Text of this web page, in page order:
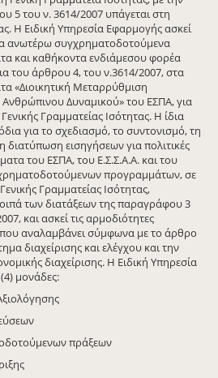
5 του ν. 3614/2007 υπάγεται στη
Η Ειδική Υπηρεσία Εφαρμογής ασκεί
ανωτέρω συγχρηματοδοτούμενα
και καθήκοντα ενδιάμεσου φορέα
του άρθρου 4, του ν.3614/2007, στα
«Διοικητική Μεταρρύθμιση
Ανθρώπινου Δυναμικού» του ΕΣΠΑ, για
Γραμματείας Ισότητας. Η ίδια
για το σχεδιασμό, το συντονισμό, τη
εισηγήσεων για πολιτικές
του ΕΣΠΑ, του Ε.Σ.Σ.Α.Α. και του
προγραμμάτων, σε
Γραμματείας Ισότητας,
των διατάξεων της παραγράφου 3
και ασκεί τις αρμοδιότητες
αναλαμβάνει σύμφωνα με το άρθρο
διαχείρισης και ελέγχου και την
διαχείρισης. Η Ειδική Υπηρεσία
μονάδες:
πράξεων